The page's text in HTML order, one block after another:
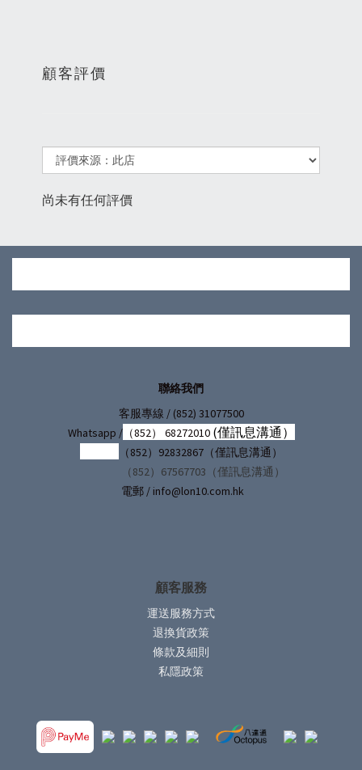
顧客評價
尚未有任何評價
聯絡我們
客服專線 / (852) 31077500
Whatsapp /（852） 68272010 (僅訊息溝通）
（852）92832867（僅訊息溝通）
（852）67567703（僅訊息溝通）
電郵 / info@lon10.com.hk
顧客服務
運送服務方式
退換貨政策
條款及細則
私隱政策